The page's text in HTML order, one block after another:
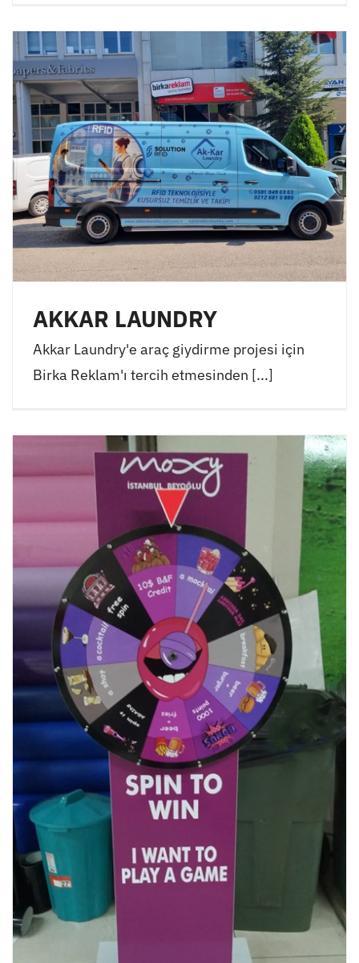
AKKAR LAUNDRY
Akkar Laundry'e araç giydirme projesi için
Birka Reklam'ı tercih etmesinden [...]